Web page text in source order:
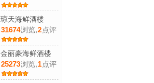
琼天海鲜酒楼
31674浏览,2点评
金丽豪海鲜酒楼
25273浏览,1点评